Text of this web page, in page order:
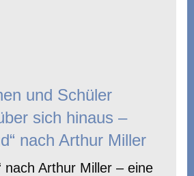
und Schüler
sich hinaus –
nach Arthur Miller
nach Arthur Miller – eine